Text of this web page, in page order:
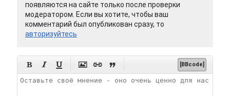
появляются на сайте только после проверки
модератором. Если вы хотите, чтобы ваш
комментарий был опубликован сразу, то
авторизуйтесь
      [BBcode]